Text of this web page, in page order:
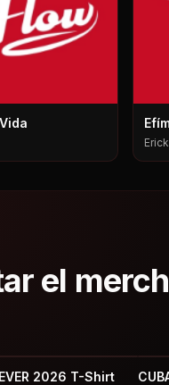
el merch
2026 T-Shirt